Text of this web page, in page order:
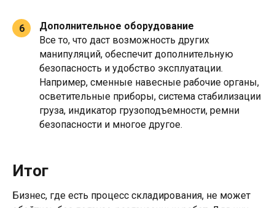
6
Дополнительное оборудование
Все то, что даст возможность других
манипуляций, обеспечит дополнительную
безопасность и удобство эксплуатации.
Например, сменные навесные рабочие органы,
осветительные приборы, система стабилизации
груза, индикатор грузоподъемности, ремни
безопасности и многое другое.
Итог
Бизнес, где есть процесс складирования, не может